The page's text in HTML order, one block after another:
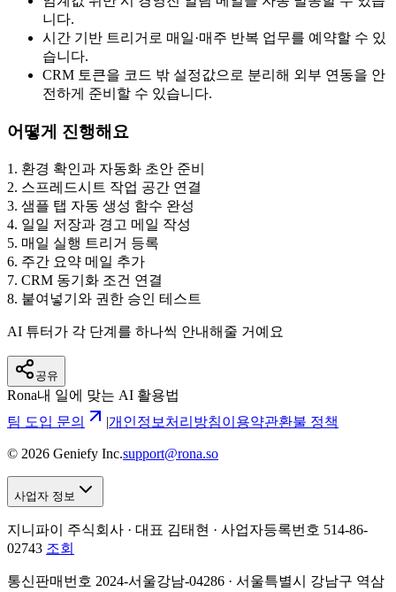
니다.
시간 기반 트리거로 매일·매주 반복 업무를 예약할 수 있
습니다.
CRM 토큰을 코드 밖 설정값으로 분리해 외부 연동을 안
전하게 준비할 수 있습니다.
어떻게 진행해요
1 . 환경 확인과 자동화 초안 준비
2. 스프레드시트 작업 공간 연결
3. 샘플 탭 자동 생성 함수 완성
4. 일일 저장과 경고 메일 작성
5. 매일 실행 트리거 등록
6. 주간 요약 메일 추가
7. CRM 동기화 조건 연결
8. 붙여넣기와 권한 승인 테스트
AI 튜터가 각 단계를 하나씩 안내해줄 거예요
공유
Rona내 일에 맞는 AI 활용법
팀 도입 문의
|개인정보처리방침이용약관환불 정책
© 2026 Geniefy Inc.support@rona.so
사업자 정보
지니파이 주식회사 · 대표 김태현 · 사업자등록번호 514-86-
02743 조회
통신판매번호 2024-서울강남-04286 · 서울특별시 강남구 역삼